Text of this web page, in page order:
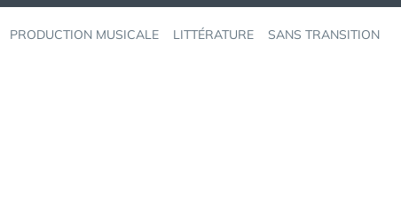
PRODUCTION MUSICALE LITTÉRATURE SANS TRANSITION